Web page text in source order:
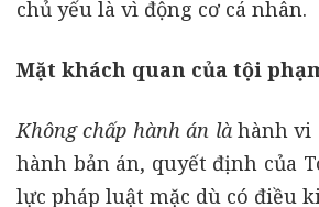
chủ yếu là vì động cơ cá nhân.
Mặt khách quan của tội
Không chấp hành án làhành vi
hành bản án, quyết định của
lực pháp luật mặc dù có điều